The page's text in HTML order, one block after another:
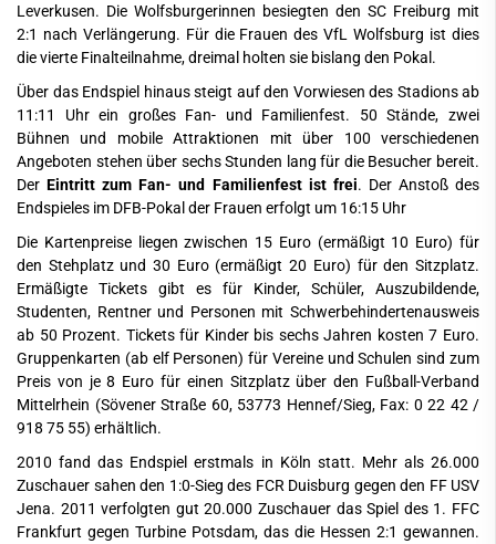
Leverkusen. Die Wolfsburgerinnen besiegten den SC Freiburg mit
2:1 nach Verlängerung. Für die Frauen des VfL Wolfsburg ist dies
die vierte Finalteilnahme, dreimal holten sie bislang den Pokal.
Über das Endspiel hinaus steigt auf den Vorwiesen des Stadions ab
11:11 Uhr ein großes Fan- und Familienfest. 50 Stände, zwei
Bühnen und mobile Attraktionen mit über 100 verschiedenen
Angeboten stehen über sechs Stunden lang für die Besucher bereit.
DerEintritt zum Fan- und Familienfest ist frei. Der Anstoß des
Endspieles im DFB-Pokal der Frauen erfolgt um 16:15 Uhr
Die Kartenpreise liegen zwischen 15 Euro (ermäßigt 10 Euro) für
den Stehplatz und 30 Euro (ermäßigt 20 Euro) für den Sitzplatz.
Ermäßigte Tickets gibt es für Kinder, Schüler, Auszubildende,
Studenten, Rentner und Personen mit Schwerbehindertenausweis
ab 50 Prozent. Tickets für Kinder bis sechs Jahren kosten 7 Euro.
Gruppenkarten (ab elf Personen) für Vereine und Schulen sind zum
Preis von je 8 Euro für einen Sitzplatz über den Fußball-Verband
Mittelrhein (Sövener Straße 60, 53773 Hennef/Sieg, Fax: 0 22 42 /
918 75 55) erhältlich.
2010 fand das Endspiel erstmals in Köln statt. Mehr als 26.000
Zuschauer sahen den 1:0-Sieg des FCR Duisburg gegen den FF USV
Jena. 2011 verfolgten gut 20.000 Zuschauer das Spiel des 1. FFC
Frankfurt gegen Turbine Potsdam, das die Hessen 2:1 gewannen.